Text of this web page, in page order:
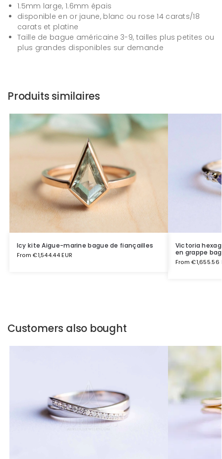
1.5mm large, 1.6mm épais
disponible en or jaune, blanc ou rose 14 carats/18
carats et platine
Taille de bague américaine 3-9, tailles plus petites ou
plus grandes disponibles sur demande
Produits similaires
Icy kite Aigue-marine bague de fiançailles
From€1,544.44 EUR
Victoria
en grappe
From€1,655.56
Customers also bought